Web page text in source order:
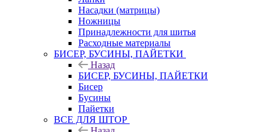
Насадки (матрицы)
Ножницы
Принадлежности для шитья
Расходные материалы
БИСЕР, БУСИНЫ, ПАЙЕТКИ
Назад
БИСЕР, БУСИНЫ, ПАЙЕТКИ
Бисер
Бусины
Пайетки
ВСЕ ДЛЯ ШТОР